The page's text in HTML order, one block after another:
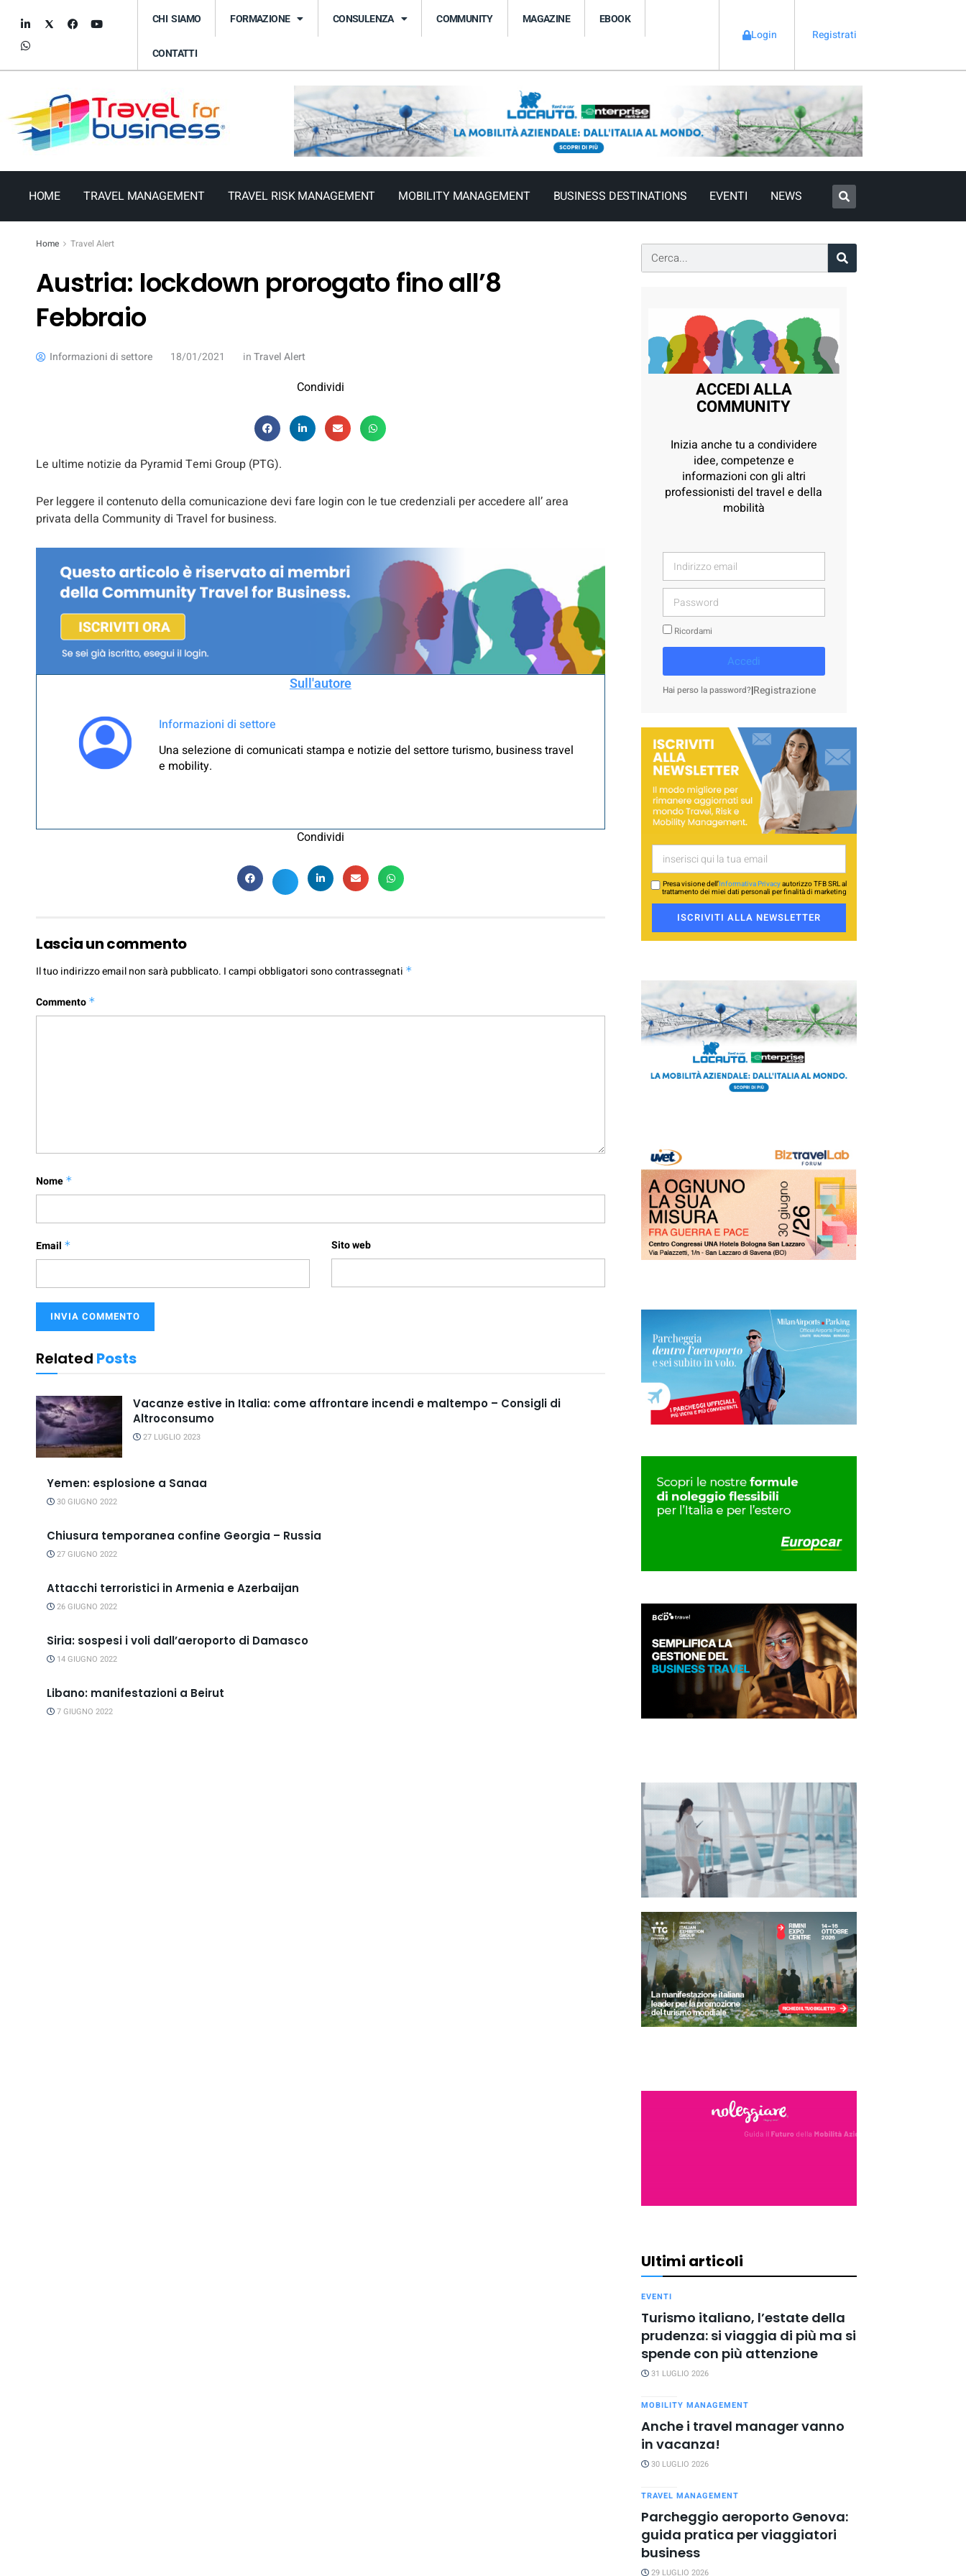
CHI SIAMO FORMAZIONE CONSULENZA COMMUNITY MAGAZINE EBOOK
CONTATTI
Login Registrati
HOME TRAVEL MANAGEMENT TRAVEL RISK MANAGEMENT MOBILITY MANAGEMENT BUSINESS DESTINATIONS EVENTI NEWS
Home Travel Alert
Austria: lockdown prorogato fino all’8
Febbraio
Informazioni di settore 18/01/2021 inTravel Alert
Condividi
Le ultime notizie da Pyramid Temi Group (PTG).
Per leggere il contenuto della comunicazione devi fare login con le tue credenziali per accedere all’ area
privata della Community di Travel for business.
Sull'autore
Informazioni di settore
Una selezione di comunicati stampa e notizie del settore turismo, business travel
e mobility.
Condividi
Lascia un commento
Il tuo indirizzo email non sarà pubblicato. I campi obbligatori sono contrassegnati *
Commento *
Nome *
Email * Sito web
Related Posts
Vacanze estive in Italia: come affrontare incendi e maltempo – Consigli di
Altroconsumo
27 LUGLIO 2023
Yemen: esplosione a Sanaa
30 GIUGNO 2022
Chiusura temporanea confine Georgia – Russia
27 GIUGNO 2022
Attacchi terroristici in Armenia e Azerbaijan
26 GIUGNO 2022
Siria: sospesi i voli dall’aeroporto di Damasco
14 GIUGNO 2022
Libano: manifestazioni a Beirut
7 GIUGNO 2022
ACCEDI ALLA
COMMUNITY
Inizia anche tu a condividere
idee, competenze e
informazioni con gli altri
professionisti del travel e della
mobilità
Ricordami
Accedi
Hai perso la password?|Registrazione
Presa visione dell’Informativa Privacyautorizzo TFB SRL al
trattamento dei miei dati personali per finalità di marketing
ISCRIVITI ALLA NEWSLETTER
Ultimi articoli
EVENTI
Turismo italiano, l’estate della
prudenza: si viaggia di più ma si
spende con più attenzione
31 LUGLIO 2026
MOBILITY MANAGEMENT
Anche i travel manager vanno
in vacanza!
30 LUGLIO 2026
TRAVEL MANAGEMENT
Parcheggio aeroporto Genova:
guida pratica per viaggiatori
business
29 LUGLIO 2026